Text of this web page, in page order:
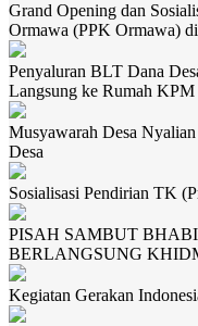
Grand Opening dan
Ormawa (PPK Ormawa)
Penyaluran BLT Dana
Langsung ke Rumah KPM
Musyawarah Desa
Desa
Sosialisasi Pendirian TK
PISAH SAMBUT
BERLANGSUNG
Kegiatan Gerakan